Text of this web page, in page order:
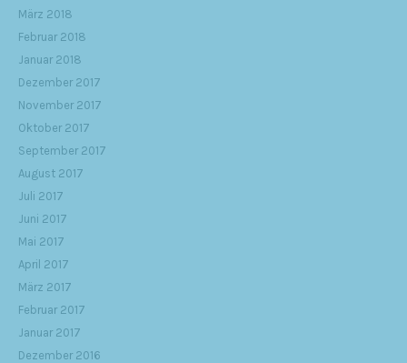
März 2018
Februar 2018
Januar 2018
Dezember 2017
November 2017
Oktober 2017
September 2017
August 2017
Juli 2017
Juni 2017
Mai 2017
April 2017
März 2017
Februar 2017
Januar 2017
Dezember 2016